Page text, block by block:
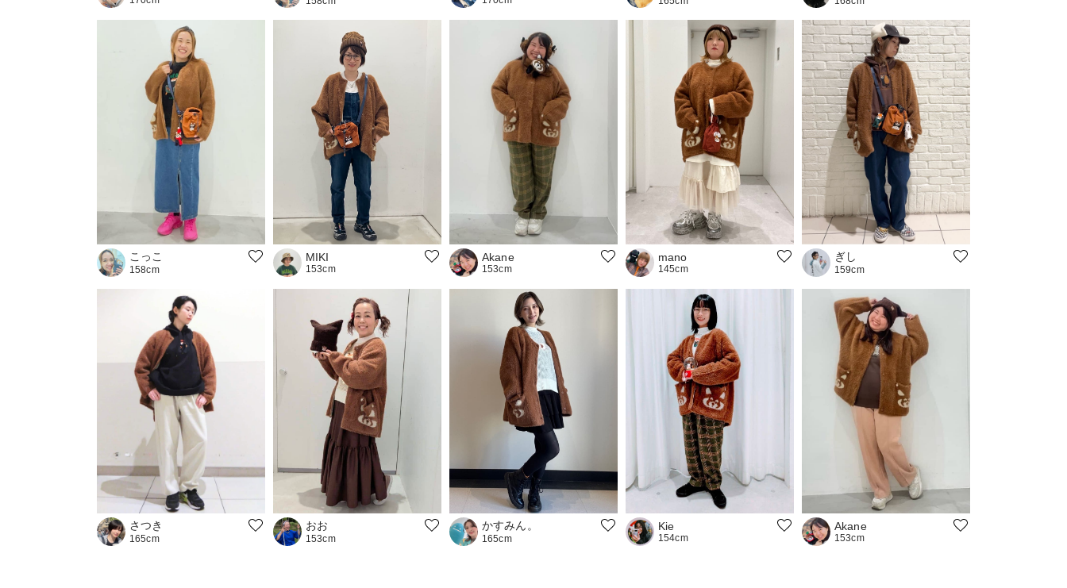
こっこ
158cm
MIKI
153cm
Akane
153cm
mano
145cm
ぎし
159cm
さつき
165cm
おお
153cm
かすみん。
165cm
Kie
154cm
Akane
153cm